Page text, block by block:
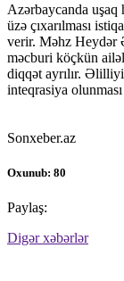
Azərbaycanda uşaq
üzə çıxarılması
verir. Məhz Heydər
məcburi köçkün
diqqət ayrılır. Əlilliyi
inteqrasiya
Sonxeber.az
Oxunub: 80
Paylaş:
Digər xəbərlər